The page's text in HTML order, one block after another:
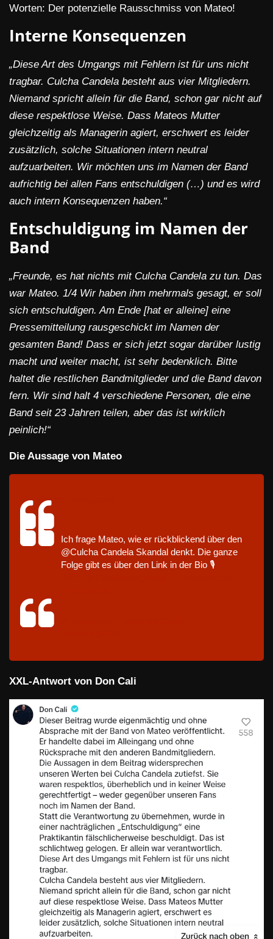
Worten: Der potenzielle Rausschmiss von Mateo!
Interne Konsequenzen
„Diese Art des Umgangs mit Fehlern ist für uns nicht
tragbar. Culcha Candela besteht aus vier Mitgliedern.
Niemand spricht allein für die Band, schon gar nicht auf
diese respektlose Weise. Dass Mateos Mutter
gleichzeitig als Managerin agiert, erschwert es leider
zusätzlich, solche Situationen intern neutral
aufzuarbeiten. Wir möchten uns im Namen der Band
aufrichtig bei allen Fans entschuldigen (…) und es wird
auch intern Konsequenzen haben.“
Entschuldigung im Namen der
Band
„Freunde, es hat nichts mit Culcha Candela zu tun. Das
war Mateo. 1/4 Wir haben ihm mehrmals gesagt, er soll
sich entschuldigen. Am Ende [hat er alleine] eine
Pressemitteilung rausgeschickt im Namen der
gesamten Band! Dass er sich jetzt sogar darüber lustig
macht und weiter macht, ist sehr bedenklich. Bitte
haltet die restlichen Bandmitglieder und die Band davon
fern. Wir sind halt 4 verschiedene Personen, die eine
Band seit 23 Jahren teilen, aber das ist wirklich
peinlich!“
Die Aussage von Mateo
@unterunsgesagt
Ich frage Mateo, wie er rückblickend über den
@Culcha Candela Skandal denkt. Die ganze
Folge gibt es über den Link in der Bio 🎙️
XXL-Antwort von Don Cali